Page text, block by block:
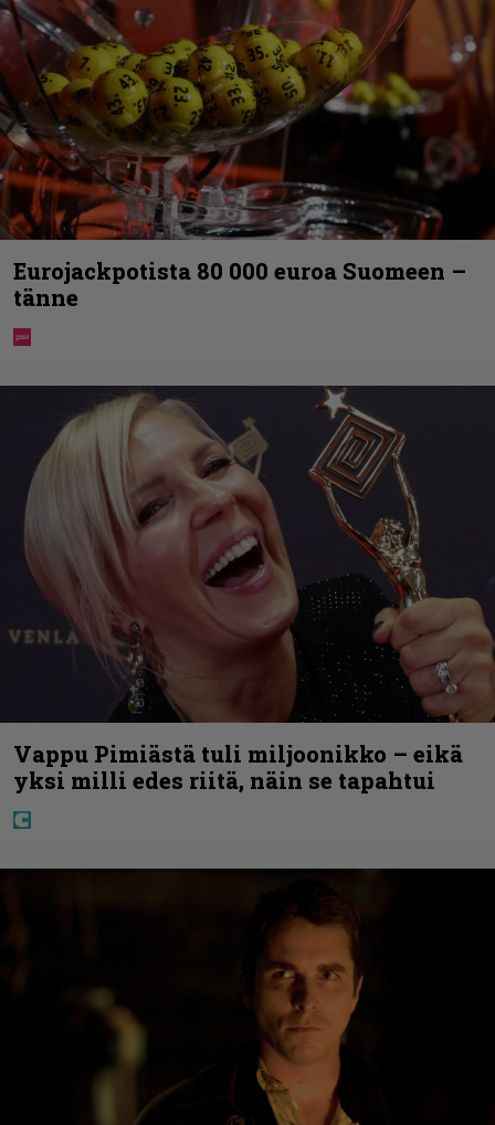
Eurojackpotista 80 000 euroa Suomeen –
tänne
Vappu Pimiästä tuli miljoonikko – eikä
yksi milli edes riitä, näin se tapahtui